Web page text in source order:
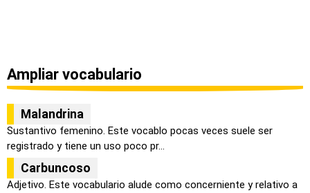
Ampliar vocabulario
Malandrina
Sustantivo femenino. Este vocablo pocas veces suele ser
registrado y tiene un uso poco pr...
Carbuncoso
Adjetivo. Este vocabulario alude como concerniente y relativo a